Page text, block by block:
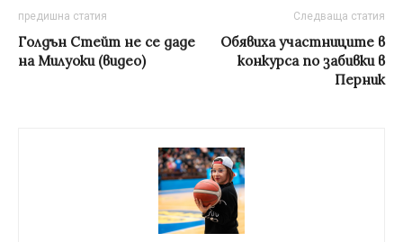
предишна статия
Голдън Стейт не се даде
на Милуоки (видео)
Следваща статия
Oбявиха участниците в
конкурса по забивки в
Перник